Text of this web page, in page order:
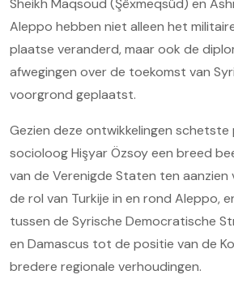
Sheikh Maqsoud (Şêxmeqsûd) en
Aleppo hebben niet alleen het
plaatse veranderd, maar ook de
afwegingen over de toekomst van
voorgrond geplaatst.
Gezien deze ontwikkelingen schetste
socioloog Hişyar Özsoy een breed
van de Verenigde Staten ten aanzien
de rol van Turkije in en rond Aleppo,
tussen de Syrische Democratische
en Damascus tot de positie van de
bredere regionale verhoudingen.